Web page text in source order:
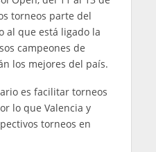
torneos parte del
al que está ligado la
campeones de
los mejores del país.
es facilitar torneos
lo que Valencia y
torneos en